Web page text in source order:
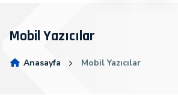
Mobil Yazıcılar
Anasayfa Mobil Yazıcılar